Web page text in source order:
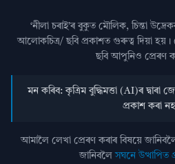
‘নীলা চৰাই’ৰ বুকুত মৌলিক, চিন্তা
আলোকচিত্ৰ/ ছবি প্রকাশত গুৰুত্ব দিয়া
ছবি আপুনিও প্রেৰণ
মন কৰিব: কৃত্ৰিম বুদ্ধিমত্তা (AI)ৰ দ্বাৰা
প্ৰকাশ কৰা
আমালৈ লেখা প্ৰেৰণ কৰাৰ বিষয়ে
জানিবলৈসঘনে উত্থাপিত